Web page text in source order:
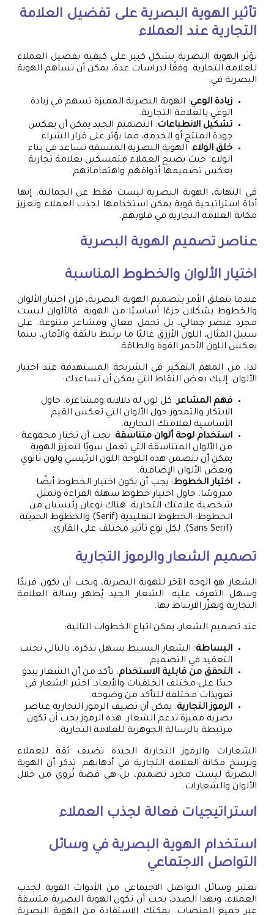
تأثير الهوية البصرية على تفضيل العلامة
التجارية عند العملاء
تؤثر الهوية البصرية بشكل كبير على كيفية تفضيل العملاء
للعلامة التجارية. وفقًا لدراسات عدة، يمكن أن تساهم الهوية
البصرية في:
زيادة الوعي: الهوية البصرية المميزة تسهم في زيادة
الوعي بالعلامة التجارية.
تشكيل الانطباعات: التصميم الجيد يمكن أن يعكس
جودة المنتج أو الخدمة، مما يؤثر على قرار الشراء.
خلق الولاء: الهوية البصرية المتسقة تساعد في بناء
الولاء. حيث يصبح العملاء متمسكين بعلامة تجارية
يعكس تصميمها أذواقهم واهتماماتهم.
في النهاية، الهوية البصرية ليست فقط عن الجمالية. إنها
أداة استراتيجية قوية يمكن استخدامها لجذب العملاء وتعزيز
مكانة العلامة التجارية في قلوبهم.
عناصر تصميم الهوية البصرية
اختيار الألوان والخطوط المناسبة
عندما يتعلق الأمر بتصميم الهوية البصرية، فإن اختيار الألوان
والخطوط يشكلان جزءًا أساسيًا من الهوية. فالألوان ليست
مجرد عنصر جمالي، بل تحمل معانٍ ومشاعر متنوعة. على
سبيل المثال، اللون الأزرق غالبًا ما يرتبط بالثقة والأمان، بينما
يعكس اللون الأحمر القوة والطاقة.
لذا، من المهم التفكير في الشريحة المستهدفة عند اختيار
الألوان. إليك بعض النقاط التي يمكن أن تساعدك:
فهم المشاعر: كل لون له دلالاته ومشاعره. حاول
الابتكار والتمحور حول الألوان التي تعكس القيم
الأساسية لعلامتك التجارية.
استخدام لوحة ألوان متناسقة: يجب أن تختار مجموعة
من الألوان المتناسقة التي تعمل سويًا لتعزيز الهوية.
يمكن أن تتضمن هذه اللوحة اللون الرئيسي ولون ثانوي
وبعض الألوان الإضافية.
اختيار الخطوط: يجب أن يكون اختيار الخطوط أيضًا
مدروسًا. حاول اختيار خطوط سهلة القراءة وتمثل
شخصية علامتك التجارية. هناك نوعان رئيسيان من
الخطوط: الخطوط التقليدية (Serif) والخطوط الحديثة
(Sans Serif). لكل نوع تأثير مختلف على القارئ.
تصميم الشعار والرموز التجارية
الشعار هو الوجه الآخر للهوية البصرية، ويجب أن يكون فريدًا
وسهل التعرف عليه. الشعار الجيد يُظهر رسالة العلامة
التجارية ويعزّز الارتباط بها.
عند تصميم الشعار، يمكن اتباع الخطوات التالية:
البساطة: الشعار البسيط يسهل تذكره، بالتالي تجنب
التعقيد في التصميم.
التحقق من قابلية الاستخدام: تأكد من أن الشعار يبدو
جيدًا على مختلف الخلفيات والأبعاد. اختبر الشعار في
تعويذات مختلفة للتأكد من وضوحه.
الرموز التجارية: يمكن أن تضيف الرموز التجارية عناصر
بصرية مميزة تدعم الشعار. هذه الرموز يجب أن تكون
مرتبطة بالرسالة الجوهرية للعلامة التجارية.
الشعارات والرموز التجارية الجيدة تضيف ثقة للعملاء
وترسخ مكانة العلامة التجارية في أذهانهم. تذكر أن الهوية
البصرية ليست مجرد تصميم، بل هي قصة تُروى من خلال
الألوان والشعارات.
استراتيجيات فعالة لجذب العملاء
استخدام الهوية البصرية في وسائل
التواصل الاجتماعي
تعتبر وسائل التواصل الاجتماعي من الأدوات القوية لجذب
العملاء، وبهذا الصدد، يجب أن تكون الهوية البصرية متسقة
عبر جميع المنصات. يمكنك الاستفادة من الهوية البصرية